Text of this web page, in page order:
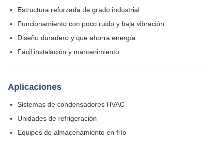
Estructura reforzada de grado industrial
Funcionamiento con poco ruido y baja vibración
Diseño duradero y que ahorra energía
Fácil instalación y mantenimiento
Aplicaciones
Sistemas de condensadores HVAC
Unidades de refrigeración
Equipos de almacenamiento en frío